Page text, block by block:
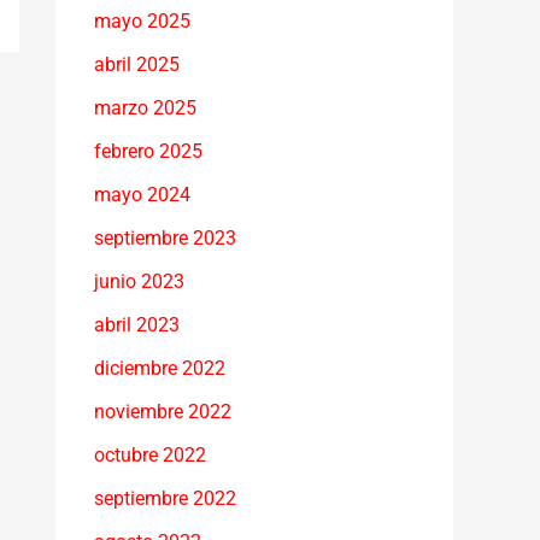
mayo 2025
abril 2025
marzo 2025
febrero 2025
mayo 2024
septiembre 2023
junio 2023
abril 2023
diciembre 2022
noviembre 2022
octubre 2022
septiembre 2022